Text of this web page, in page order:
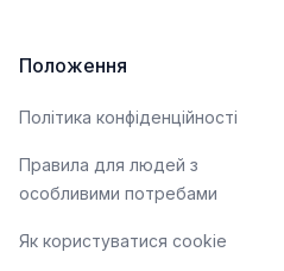
Положення
Політика конфіденційності
Правила для людей з
особливими потребами
Як користуватися cookie